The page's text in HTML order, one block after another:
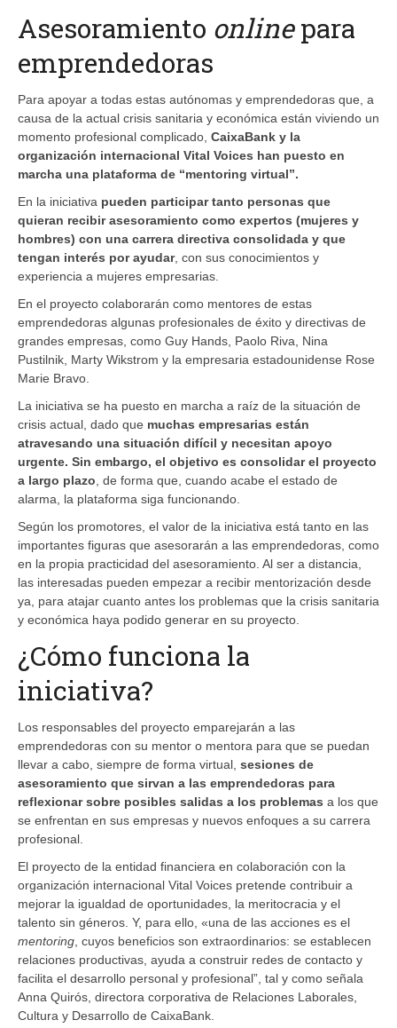
Asesoramiento onlinepara
emprendedoras
Para apoyar a todas estas autónomas y emprendedoras que, a
causa de la actual crisis sanitaria y económica están viviendo un
momento profesional complicado, CaixaBank y la
organización internacional Vital Voices han puesto en
marcha una plataforma de “mentoring virtual”.
En la iniciativa pueden participar tanto personas que
quieran recibir asesoramiento como expertos (mujeres y
hombres) con una carrera directiva consolidada y que
tengan interés por ayudar, con sus conocimientos y
experiencia a mujeres empresarias.
En el proyecto colaborarán como mentores de estas
emprendedoras algunas profesionales de éxito y directivas de
grandes empresas, como Guy Hands, Paolo Riva, Nina
Pustilnik, Marty Wikstrom y la empresaria estadounidense Rose
Marie Bravo.
La iniciativa se ha puesto en marcha a raíz de la situación de
crisis actual, dado que muchas empresarias están
atravesando una situación difícil y necesitan apoyo
urgente. Sin embargo, el objetivo es consolidar el proyecto
a largo plazo , de forma que, cuando acabe el estado de
alarma, la plataforma siga funcionando.
Según los promotores, el valor de la iniciativa está tanto en las
importantes figuras que asesorarán a las emprendedoras, como
en la propia practicidad del asesoramiento. Al ser a distancia,
las interesadas pueden empezar a recibir mentorización desde
ya, para atajar cuanto antes los problemas que la crisis sanitaria
y económica haya podido generar en su proyecto.
¿Cómo funciona la
iniciativa?
Los responsables del proyecto emparejarán a las
emprendedoras con su mentor o mentora para que se puedan
llevar a cabo, siempre de forma virtual, sesiones de
asesoramiento que sirvan a las emprendedoras para
reflexionar sobre posibles salidas a los problemas a los que
se enfrentan en sus empresas y nuevos enfoques a su carrera
profesional.
El proyecto de la entidad financiera en colaboración con la
organización internacional Vital Voices pretende contribuir a
mejorar la igualdad de oportunidades, la meritocracia y el
talento sin géneros. Y, para ello, «una de las acciones es el
mentoring , cuyos beneficios son extraordinarios: se establecen
relaciones productivas, ayuda a construir redes de contacto y
facilita el desarrollo personal y profesional”, tal y como señala
Anna Quirós, directora corporativa de Relaciones Laborales,
Cultura y Desarrollo de CaixaBank.